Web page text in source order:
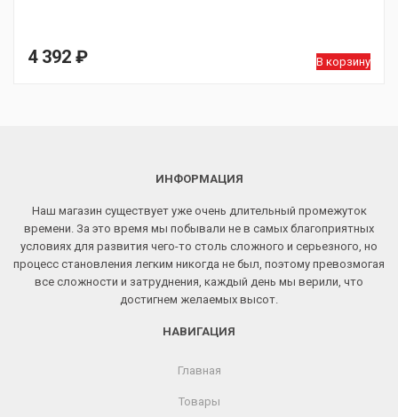
4 392 ₽ В корзину
ИНФОРМАЦИЯ
Наш магазин существует уже очень длительный промежуток
времени. За это время мы побывали не в самых благоприятных
условиях для развития чего-то столь сложного и серьезного, но
процесс становления легким никогда не был, поэтому превозмогая
все сложности и затруднения, каждый день мы верили, что
достигнем желаемых высот.
НАВИГАЦИЯ
Главная
Товары